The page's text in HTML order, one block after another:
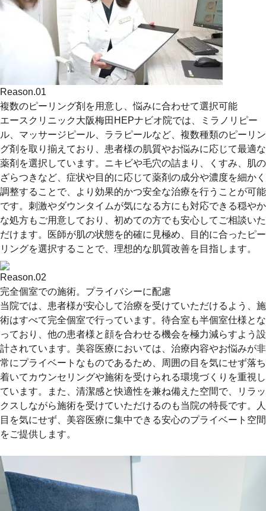
Reason.01
複数のピーリング剤を用意し、悩みに合わせて選択可能
エースクリニック大阪梅田HEPナビオ院では、ミラノリピー
ル、マッサージピール、ララピールなど、複数種類のピーリン
グ剤を取り揃えており、患者様の肌質やお悩みに応じて最適な
薬剤を選択しています。ニキビや毛穴の詰まり、くすみ、肌の
ざらつきなど、症状や目的に応じて薬剤の成分や濃度を細かく
調整することで、より効果的かつ安全な治療を行うことが可能
です。刺激やダウンタイムが気になる方にも対応できる穏やか
な処方もご用意しており、初めての方でも安心してご相談いた
だけます。医師が肌の状態を的確に見極め、目的に合ったピー
リングを選択することで、理想的な肌質改善を目指します。
Reason.02
完全個室での施術。プライバシーに配慮
当院では、患者様が安心して治療を受けていただけるよう、施
術はすべて完全個室で行っています。待合室も半個室仕様とな
っており、他の患者様と顔を合わせる機会を極力減らすよう設
計されています。美容医療においては、治療内容やお悩みが非
常にプライベートなものであるため、周囲の目を気にせず落ち
着いてカウンセリングや施術を受けられる環境づくりを重視し
ています。また、清潔感と快適性を兼ね備えた空間で、リラッ
クスしながら施術を受けていただけるのも当院の特長です。人
目を気にせず、美容医療に集中できる安心のプライベート空間
をご提供します。